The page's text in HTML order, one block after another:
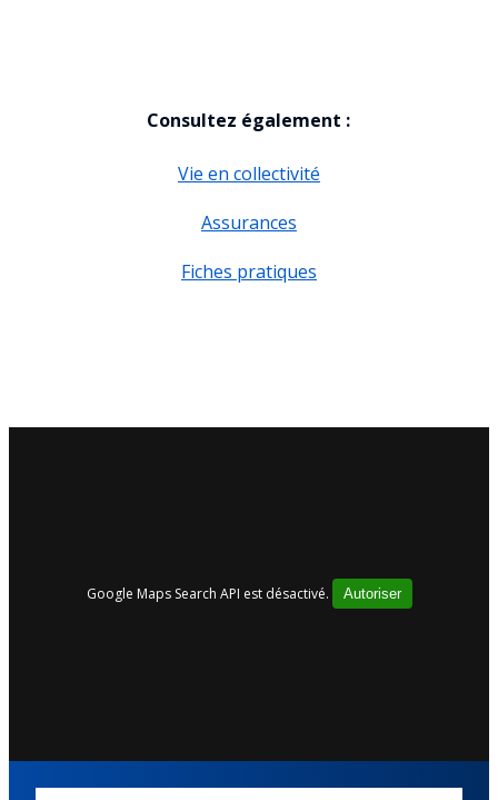
Consultez également :
Vie en collectivité
Assurances
Fiches pratiques
Google Maps Search API est désactivé. Autoriser